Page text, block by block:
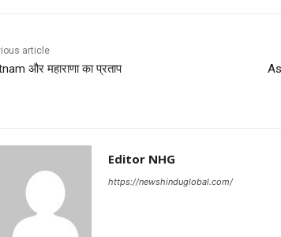
article
और महाराणा का प्रताप
Editor NHG
https://newshinduglobal.com/